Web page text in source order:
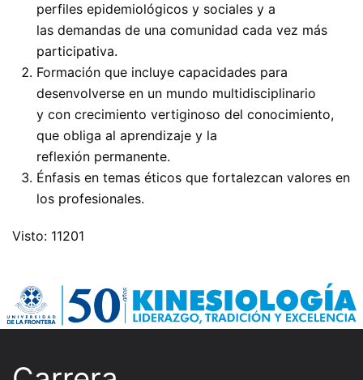
perfiles epidemiológicos y sociales y a
las demandas de una comunidad cada vez más
participativa.
Formación que incluye capacidades para
desenvolverse en un mundo multidisciplinario
y con crecimiento vertiginoso del conocimiento,
que obliga al aprendizaje y la
reflexión permanente.
Énfasis en temas éticos que fortalezcan valores en
los profesionales.
Visto: 11201